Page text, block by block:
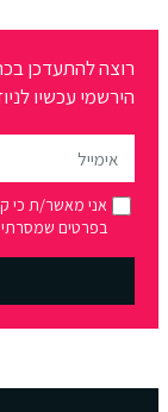
רוצה להתעדכן
הירשמי עכשיו
אני מאשר/ת כי
בפרטים שמסרתי